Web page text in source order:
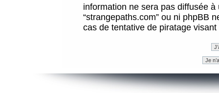
information ne sera pas diffusée
“strangepaths.com” ou ni phpBB
cas de tentative de piratage